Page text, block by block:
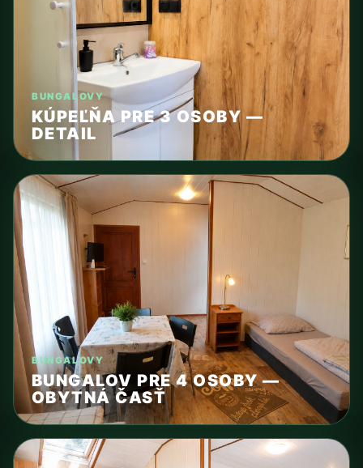
BUNGALOVY
KÚPEĽŇA PRE 3 OSOBY —
DETAIL
BUNGALOVY
BUNGALOV PRE 4 OSOBY —
OBYTNÁ ČASŤ